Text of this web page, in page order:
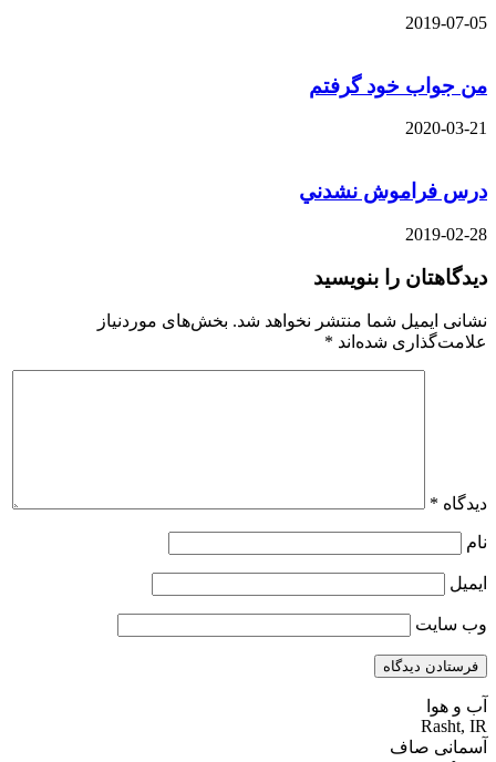
2019-07-05
من جواب خود گرفتم
2020-03-21
درس فراموش نشدني
2019-02-28
دیدگاهتان را بنویسید
نشانی ایمیل شما منتشر نخواهد شد. بخش‌های موردنیاز
علامت‌گذاری شده‌اند *
دیدگاه *
نام
ایمیل
وب‌ سایت
آب و هوا
Rasht, IR
آسمانی صاف